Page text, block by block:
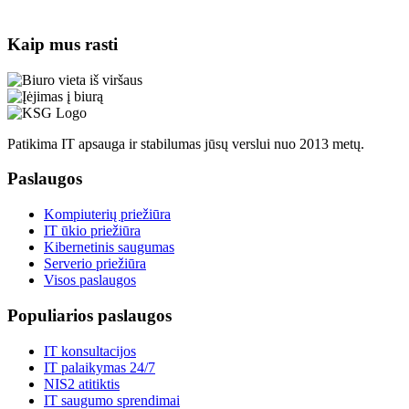
Kaip mus rasti
Patikima IT apsauga ir stabilumas jūsų verslui nuo 2013 metų.
Paslaugos
Kompiuterių priežiūra
IT ūkio priežiūra
Kibernetinis saugumas
Serverio priežiūra
Visos paslaugos
Populiarios paslaugos
IT konsultacijos
IT palaikymas 24/7
NIS2 atitiktis
IT saugumo sprendimai